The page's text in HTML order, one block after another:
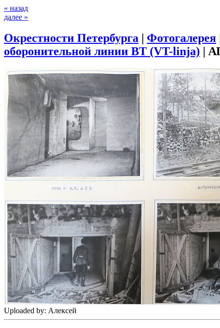
« назад
далее »
Окрестности Петербурга | Фотогалерея
оборонительной линии ВТ (VT-linja) |
Uploaded by: Алексей